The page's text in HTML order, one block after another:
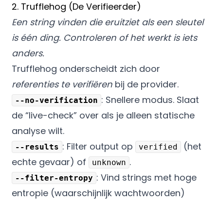
2. Trufflehog (De Verifieerder)
Een string vinden die eruitziet als een sleutel
is één ding. Controleren of het werkt is iets
anders.
Trufflehog onderscheidt zich door
referenties te verifiëren bij de provider.
--no-verification : Snellere modus. Slaat
de “live-check” over als je alleen statische
analyse wilt.
--results : Filter output op verified
(het
echte gevaar) of
unknown .
--filter-entropy : Vind strings met hoge
entropie (waarschijnlijk wachtwoorden)